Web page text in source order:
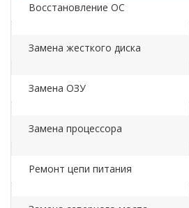
Восстановление ОС
Замена жесткого диска
Замена ОЗУ
Замена процессора
Ремонт цепи питания